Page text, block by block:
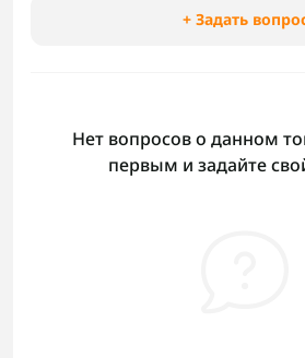
+ Задать
Нет вопросов о данном
первым и задайте